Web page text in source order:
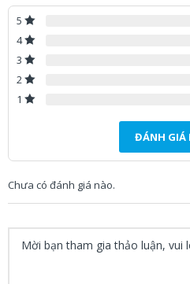
Đang cập nhật thông tin
5
4
3
2
1
ĐÁNH GIÁ
Chưa có đánh giá nào.